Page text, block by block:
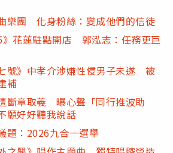
樂團 化身粉絲：變成他們的信徒
》花蓮駐點開店 郭泓志：任務更巨
號》中孝介涉嫌性侵男子未遂 被
補
斷章取義 曝心聲「同行推波助
願好好聽我說話
題：2026九合一選舉